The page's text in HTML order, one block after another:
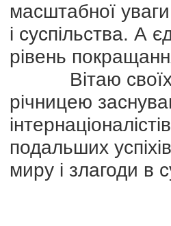
масштабної
і суспільства. А
рівень
Вітаю своїх
річницею
подальших
миру і злагоди в